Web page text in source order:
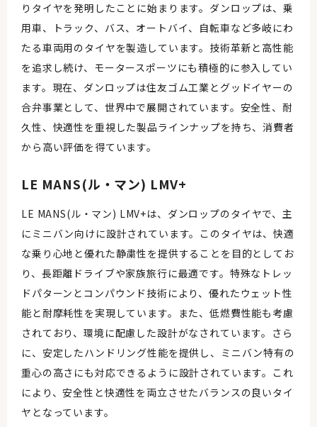
りタイヤを発明したことに始まります。ダンロップは、乗
用車、トラック、バス、オートバイ、自転車など多岐にわ
たる車両用のタイヤを製造しています。技術革新と高性能
を追求し続け、モータースポーツにも積極的に参入してい
ます。現在、ダンロップは住友ゴム工業とグッドイヤーの
合弁事業として、世界中で展開されています。安全性、耐
久性、快適性を重視した製品ラインナップを持ち、消費者
から高い評価を得ています。
LE MANS(ル・マン) LMV+
LE MANS(ル・マン) LMV+は、ダンロップのタイヤで、主
にミニバン向けに設計されています。このタイヤは、快適
な乗り心地と優れた静粛性を提供することを目的としてお
り、長距離ドライブや家族旅行に最適です。特殊なトレッ
ドパターンとコンパウンド技術により、優れたウェット性
能と耐摩耗性を実現しています。また、低燃費性能も考慮
されており、環境に配慮した設計がなされています。さら
に、安定したハンドリング性能を提供し、ミニバン特有の
重心の高さにも対応できるように設計されています。これ
により、安全性と快適性を両立させたバランスの良いタイ
ヤとなっています。